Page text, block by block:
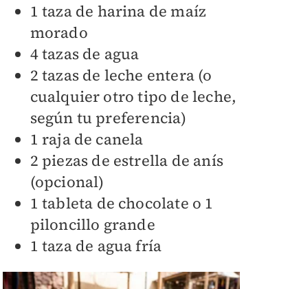
1 taza de harina de maíz
morado
4 tazas de agua
2 tazas de leche entera (o
cualquier otro tipo de leche,
según tu preferencia)
1 raja de canela
2 piezas de estrella de anís
(opcional)
1 tableta de chocolate o 1
piloncillo grande
1 taza de agua fría